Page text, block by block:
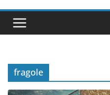
fragole